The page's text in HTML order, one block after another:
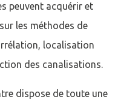
peuvent acquérir et
les méthodes de
localisation
des canalisations.
dispose de toute une